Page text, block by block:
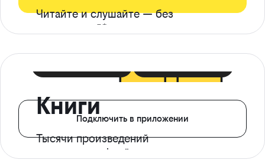
Читайте и слушайте — без
ограничений*
Книги
Тысячи произведений
с доступом офлайн
Подключить в приложении